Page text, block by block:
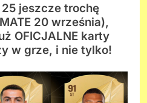
25 jeszcze trochę
20 września),
OFICJALNE karty
w grze, i nie tylko!